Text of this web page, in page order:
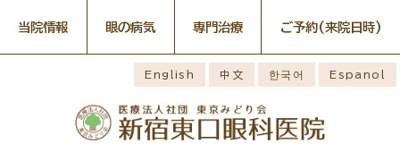
English 中文 한국어 Espanol
当院情報
感染症予防のための衛生環境
整備の取り組み
医師のご紹介
ごあいさつ 当院勤務医師のご紹介
眼の病気
症状から探す
構造から探す
お薬の使用方法
専門治療
網膜・硝子体疾患専門治療ペ
ージ
ドライアイ専門治療ページ
緑内障専門治療ページ
ご予約(来院日時)
WEB予約(来院日時の設定)
小児眼科専門治療を予約
コンタクトレンズ診療を予約
白内障専門治療を予約
白内障手術公開講座を予約
網膜・硝子体専門治療を予約